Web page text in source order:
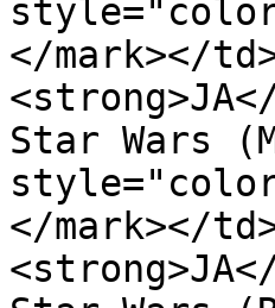
</mark>﻿</
Star Wars
</mark>﻿</